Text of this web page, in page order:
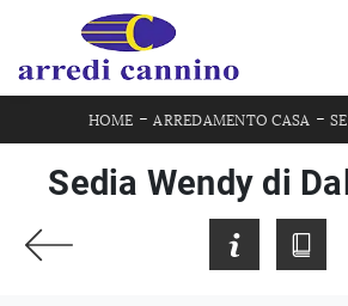
HOME -ARREDAMENTO CASA -
Sedia Wendy di